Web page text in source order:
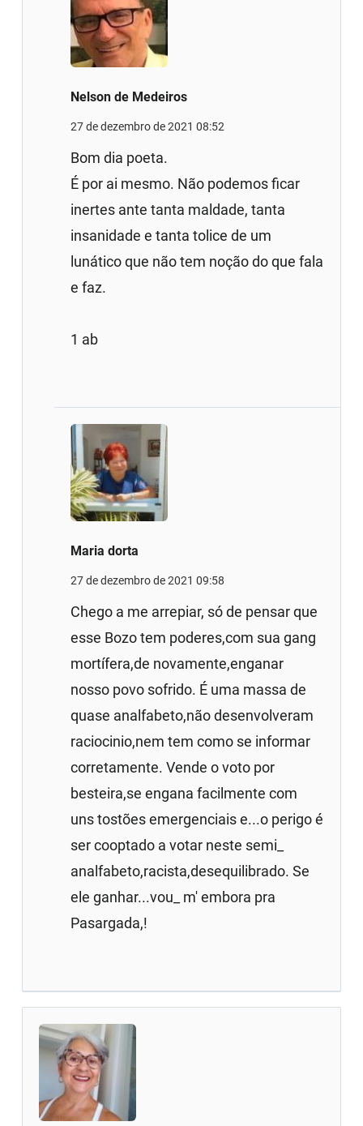
Nelson de Medeiros
27 de dezembro de 2021 08:52
Bom dia poeta.
É por ai mesmo. Não podemos ficar
inertes ante tanta maldade, tanta
insanidade e tanta tolice de um
lunático que não tem noção do que fala
e faz.
1 ab
Maria dorta
27 de dezembro de 2021 09:58
Chego a me arrepiar, só de pensar que
esse Bozo tem poderes,com sua gang
mortífera,de novamente,enganar
nosso povo sofrido. É uma massa de
quase analfabeto,não desenvolveram
raciocinio,nem tem como se informar
corretamente. Vende o voto por
besteira,se engana facilmente com
uns tostões emergenciais e...o perigo é
ser cooptado a votar neste semi_
analfabeto,racista,desequilibrado. Se
ele ganhar...vou_ m' embora pra
Pasargada,!